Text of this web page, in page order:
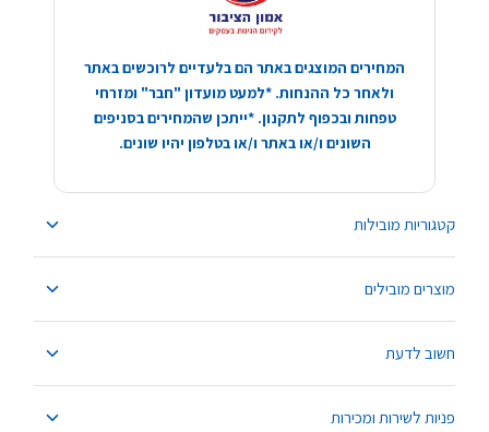
קטגוריות מובילות
מוצרים מובילים
חשוב לדעת
פניות לשירות ומכירות
המחירים המוצגים באתר הם בלעדיים לרוכשים באתר
ולאחר כל ההנחות. *למעט מועדון "חבר" ומזרחי
טפחות ובכפוף לתקנון. *ייתכן שהמחירים בסניפים
השונים ו/או באתר ו/או בטלפון יהיו שונים.